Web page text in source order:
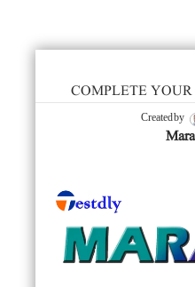
COMPLETE
Created by